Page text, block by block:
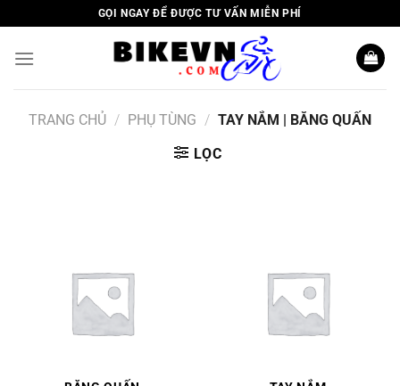
to
content
GỌI NGAY ĐỂ ĐƯỢC TƯ VẤN MIỄN PHÍ
TRANG CHỦ / PHỤ TÙNG / TAY NẮM | BĂNG QUẤN
LỌC